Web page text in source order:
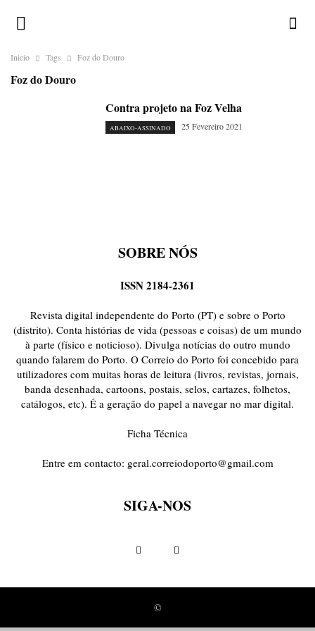
Inicio Tags Foz do Douro
Foz do Douro
Contra projeto na Foz Velha
ABAIXO-ASSINADO 25 Fevereiro 2021
SOBRE NÓS
ISSN 2184-2361
Revista digital independente do Porto (PT) e sobre o Porto
(distrito). Conta histórias de vida (pessoas e coisas) de um mundo
à parte (físico e noticioso). Divulga notícias do outro mundo
quando falarem do Porto. O Correio do Porto foi concebido para
utilizadores com muitas horas de leitura (livros, revistas, jornais,
banda desenhada, cartoons, postais, selos, cartazes, folhetos,
catálogos, etc). É a geração do papel a navegar no mar digital.
Ficha Técnica
Entre em contacto: geral.correiodoporto@gmail.com
SIGA-NOS
©